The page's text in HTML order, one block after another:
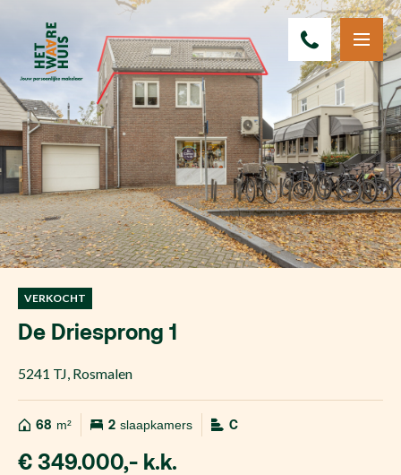
VERKOCHT
De Driesprong 1
5241 TJ Rosmalen
68 m² 2 slaapkamers C
€ 349.000,- k.k.